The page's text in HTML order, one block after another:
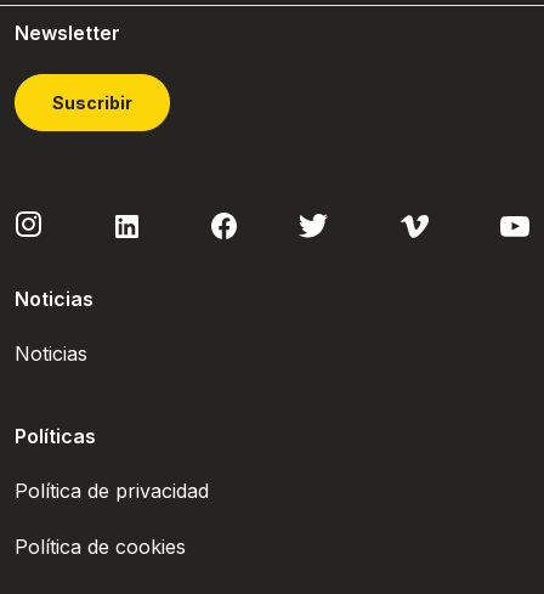
Newsletter
Suscribir
Noticias
Noticias
Políticas
Política de privacidad
Política de cookies